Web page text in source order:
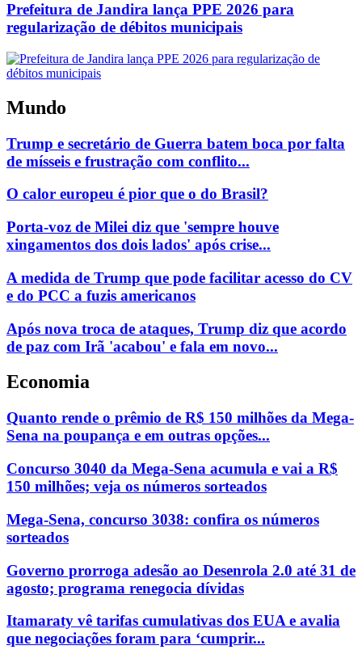
Prefeitura de Jandira lança PPE 2026 para
regularização de débitos municipais
Mundo
Trump e secretário de Guerra batem boca por falta
de mísseis e frustração com conflito...
O calor europeu é pior que o do Brasil?
Porta-voz de Milei diz que 'sempre houve
xingamentos dos dois lados' após crise...
A medida de Trump que pode facilitar acesso do CV
e do PCC a fuzis americanos
Após nova troca de ataques, Trump diz que acordo
de paz com Irã 'acabou' e fala em novo...
Economia
Quanto rende o prêmio de R$ 150 milhões da Mega-
Sena na poupança e em outras opções...
Concurso 3040 da Mega-Sena acumula e vai a R$
150 milhões; veja os números sorteados
Mega-Sena, concurso 3038: confira os números
sorteados
Governo prorroga adesão ao Desenrola 2.0 até 31 de
agosto; programa renegocia dívidas
Itamaraty vê tarifas cumulativas dos EUA e avalia
que negociações foram para ‘cumprir...